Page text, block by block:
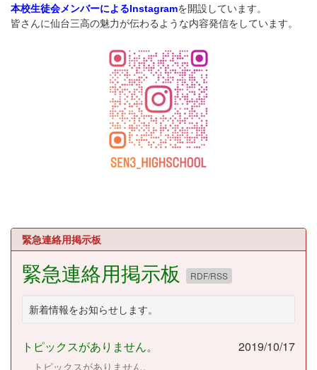
本校生徒会メンバーによるInstagramを開設しています。
皆さんに仙台三高の魅力が伝わるような内容発信をしています。
緊急連絡用掲示板
緊急連絡用掲示板 RDF/RSS
新着情報をお知らせします。
トピックスがありません。 2019/10/17
トピックスがありません。